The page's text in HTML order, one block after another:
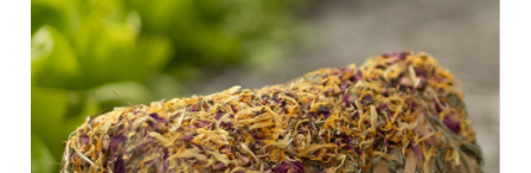
SENO
PAMLSKY PRO KRÁLÍKY
KRMIVO PRO MORČATA